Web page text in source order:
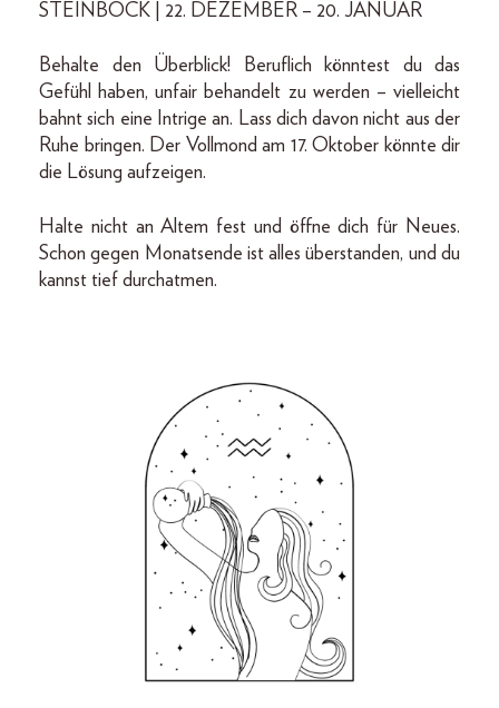
STEINBOCK | 22. DEZEMBER – 20. JANUAR
Behalte den Überblick! Beruflich könntest du das
Gefühl haben, unfair behandelt zu werden – vielleicht
bahnt sich eine Intrige an. Lass dich davon nicht aus der
Ruhe bringen. Der Vollmond am 17. Oktober könnte dir
die Lösung aufzeigen.
Halte nicht an Altem fest und öffne dich für Neues.
Schon gegen Monatsende ist alles überstanden, und du
kannst tief durchatmen.